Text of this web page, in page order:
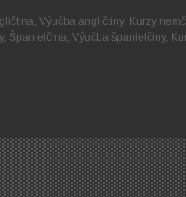
, Výučba angličtiny, Kurzy
, Španielčina, Výučba španielčiny,